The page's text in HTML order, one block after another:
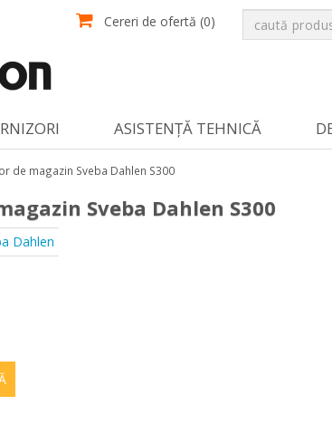
Cereri de ofertă (0)
ASISTENȚĂ TEHNICĂ
de magazin Sveba Dahlen S300
Sveba Dahlen S300
Dahlen